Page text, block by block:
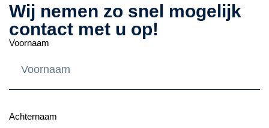
Wij nemen zo snel mogelijk
contact met u op!
Voornaam
Achternaam